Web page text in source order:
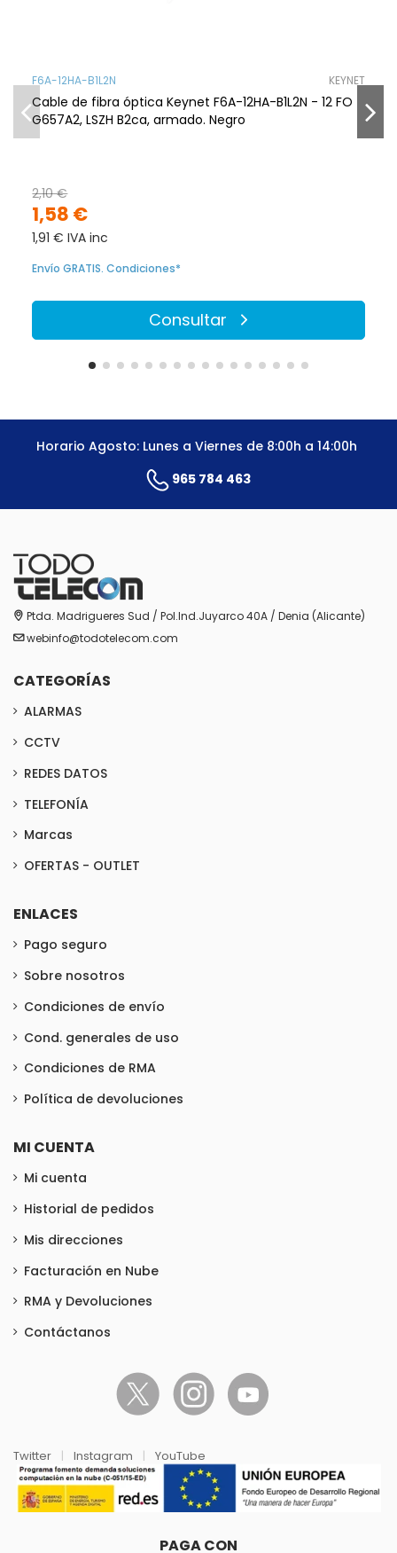
F6A-12HA-B1L2N KEYNET
Cable de fibra óptica Keynet F6A-12HA-B1L2N - 12 FO
G657A2, LSZH B2ca, armado. Negro
1,58 €
2,10 €
1,91 € IVA inc
Envío GRATIS. Condiciones*
Consultar
Horario Agosto: Lunes a Viernes de 8:00h a 14:00h
965 784 463
Ptda. Madrigueres Sud / Pol.Ind.Juyarco 40A / Denia (Alicante)
webinfo@todotelecom.com
CATEGORÍAS
ALARMAS
CCTV
REDES DATOS
TELEFONÍA
Marcas
OFERTAS - OUTLET
ENLACES
Pago seguro
Sobre nosotros
Condiciones de envío
Cond. generales de uso
Condiciones de RMA
Política de devoluciones
MI CUENTA
Mi cuenta
Historial de pedidos
Mis direcciones
Facturación en Nube
RMA y Devoluciones
Contáctanos
Twitter | Instagram | YouTube
PAGA CON